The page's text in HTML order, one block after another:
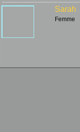
Sarah
Femme